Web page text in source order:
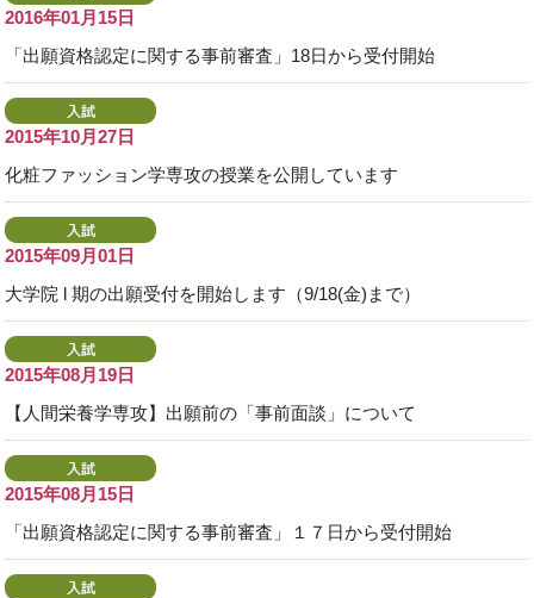
2016年01月15日
「出願資格認定に関する事前審査」18日から受付開始
2015年10月27日
化粧ファッション学専攻の授業を公開しています
2015年09月01日
大学院 l 期の出願受付を開始します（9/18(金)まで）
2015年08月19日
【人間栄養学専攻】出願前の「事前面談」について
2015年08月15日
「出願資格認定に関する事前審査」１７日から受付開始